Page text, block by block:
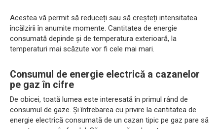
Acestea vă permit să reduceți sau să creșteți intensitatea
încălzirii în anumite momente. Cantitatea de energie
consumată depinde și de temperatura exterioară, la
temperaturi mai scăzute vor fi cele mai mari.
Consumul de energie electrică a cazanelor
pe gaz în cifre
De obicei, toată lumea este interesată în primul rând de
consumul de gaze. Și întrebarea cu privire la cantitatea de
energie electrică consumată de un cazan tipic pe gaz pare să